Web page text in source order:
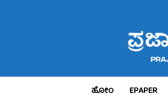
ಹೋಂ EPAPER